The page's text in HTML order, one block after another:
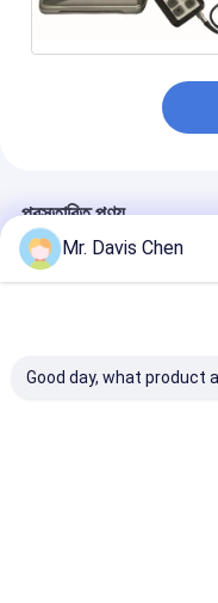
প্রস্তাবিত পণ্য
Mr. Davis Chen
Good day, what product